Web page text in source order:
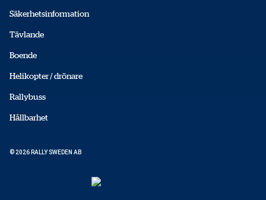
Säkerhetsinformation
Tävlande
Boende
Helikopter / drönare
Rallybuss
Hållbarhet
© 2026 RALLY SWEDEN AB